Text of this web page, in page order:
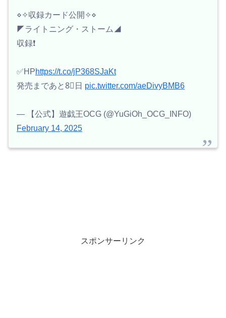
⋄✧収録カード公開✧⋄
◤ライトニング・ストーム◢
収録❗️
✅HPhttps://t.co/jP368SJaKt
発売まであと8⃣日 pic.twitter.com/aeDivyBMB6
— 【公式】遊戯王OCG (@YuGiOh_OCG_INFO)
February 14, 2025
スポンサーリンク